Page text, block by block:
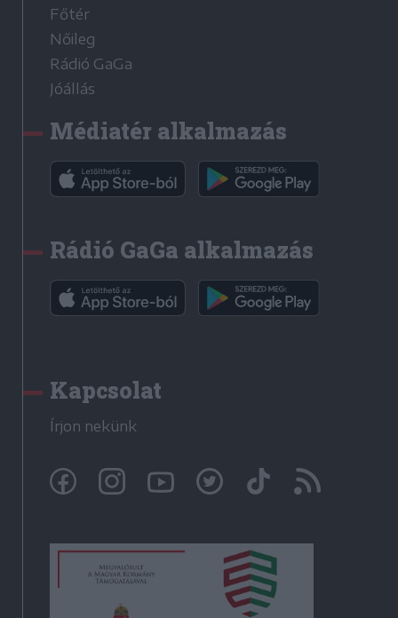
Főtér
Nőileg
Rádió GaGa
Jóállás
Médiatér alkalmazás
Rádió GaGa alkalmazás
Kapcsolat
Írjon nekünk